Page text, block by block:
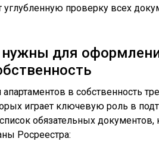
проверку всех
для
в собственность
играет ключевую роль в
обязательных документов,
Росреестра: